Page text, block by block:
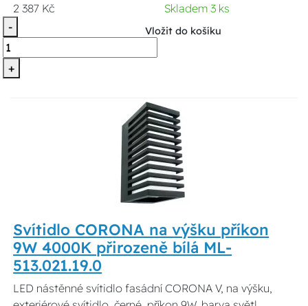
2 387 Kč
Skladem 3 ks
-
+
Vložit do košíku
Svítidlo CORONA na výšku příkon
9W 4000K přirozeně bílá ML-
513.021.19.0
LED nástěnné svítidlo fasádní CORONA V, na výšku,